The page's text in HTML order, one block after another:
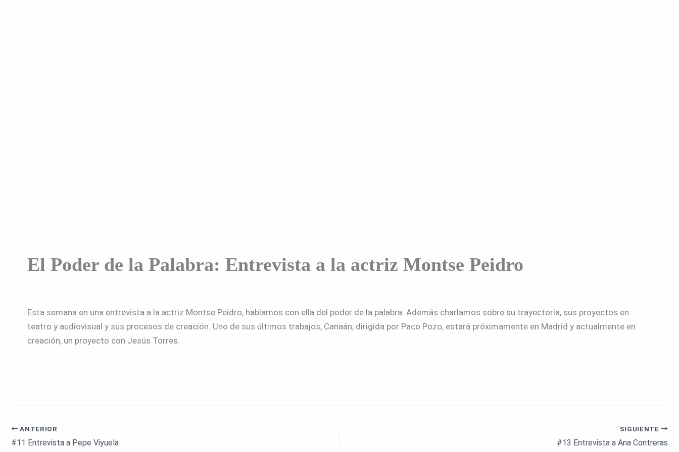
El Poder de la Palabra: Entrevista a la actriz Montse Peidro
Esta semana en una entrevista a la actriz Montse Peidro, hablamos con ella del poder de la palabra. Además charlamos sobre su trayectoria, sus proyectos en
teatro y audiovisual y sus procesos de creación. Uno de sus últimos trabajos, Canaán, dirigida por Paco Pozo, estará próximamente en Madrid y actualmente en
creación, un proyecto con Jesús Torres.
ANTERIOR
#11 Entrevista a Pepe Viyuela
SIGUIENTE
#13 Entrevista a Ana Contreras